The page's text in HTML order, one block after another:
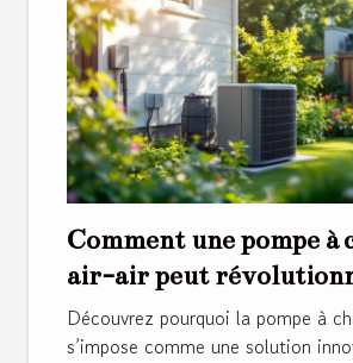
Comment une pompe à
air-air peut
confort domestique ?
Découvrez pourquoi la pompe à
s’impose comme une solution